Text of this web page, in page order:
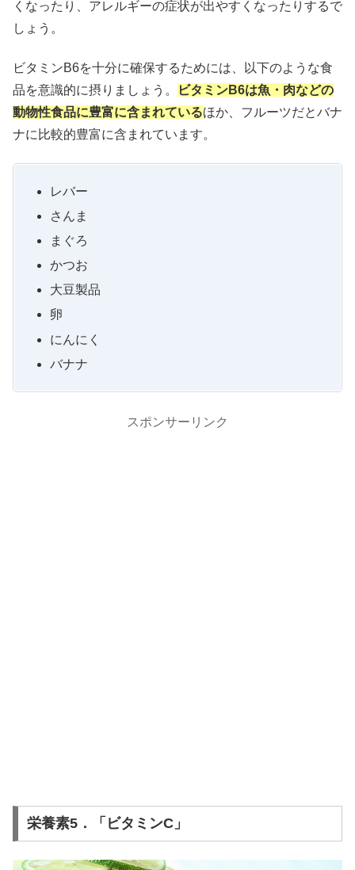
くなったり、アレルギーの症状が出やすくなったりするで
しょう。
ビタミンB6を十分に確保するためには、以下のような食
品を意識的に摂りましょう。
ビタミンB6は魚・肉などの
動物性食品に豊富に含まれているほか、フルーツだとバナ
ナに比較的豊富に含まれています。
レバー
さんま
まぐろ
かつお
大豆製品
卵
にんにく
バナナ
スポンサーリンク
栄養素5．「ビタミンC」